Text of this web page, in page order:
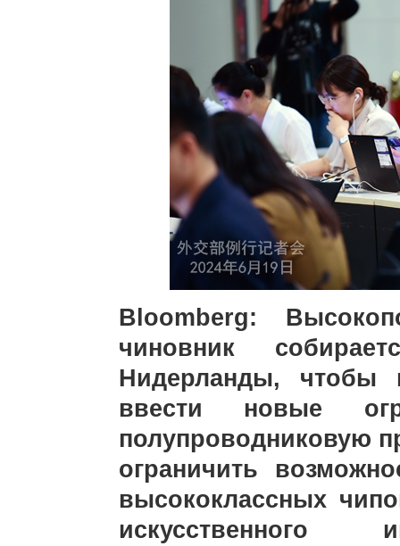
Bloomberg:
чиновник
Нидерланды, чтобы
ввести новые
полупроводниковую
ограничить
высококлассных